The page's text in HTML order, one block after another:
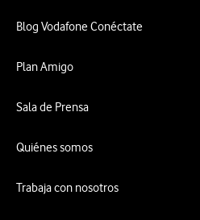
Blog Vodafone Conéctate
Plan Amigo
Sala de Prensa
Quiénes somos
Trabaja con nosotros